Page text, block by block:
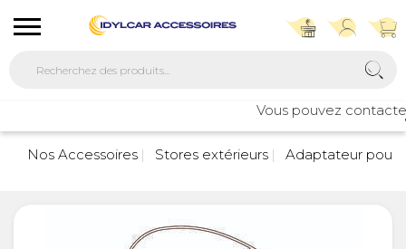
Vous pouvez
Nos Accessoires
Stores extérieurs Adaptateur pour